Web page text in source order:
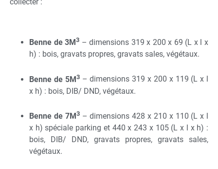
Benne de 3M3 – dimensions 319 x 200 x 69 (L x l x
h) : bois, gravats propres, gravats sales, végétaux.
Benne de 5M3– dimensions 319 x 200 x 119 (L x l
x h) : bois, DIB/ DND, végétaux.
Benne de 7M3– dimensions 428 x 210 x 110 (L x l
x h) spéciale parking et 440 x 243 x 105 (L x l x h) :
bois, DIB/ DND, gravats propres, gravats sales,
végétaux.